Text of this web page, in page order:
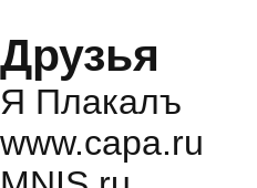
Друзья
Я Плакалъ
www.capa.ru